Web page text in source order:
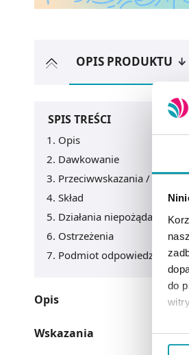
do
OPIS PRODUKTU
SPIS TREŚCI
Opis
Dawkowanie
Przeciwwskazania /
Skład
Działania niepożądane
Ostrzeżenia
Podmiot odpowiedzialny
Opis
Wskazania